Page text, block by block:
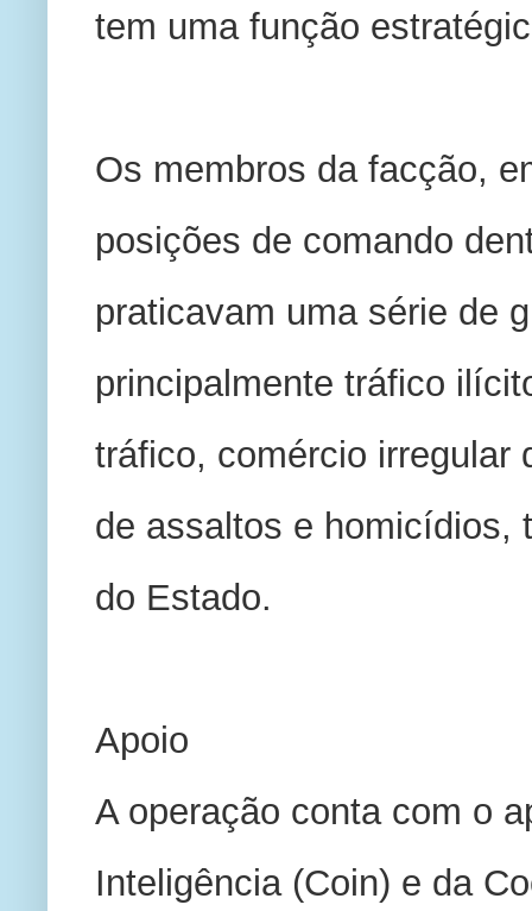
tem uma função
Os membros da facção,
posições de comando
praticavam uma série de
principalmente tráfico
tráfico, comércio irregular
de assaltos e homicídios,
do Estado.
Apoio
A operação conta com o
Inteligência (Coin) e da